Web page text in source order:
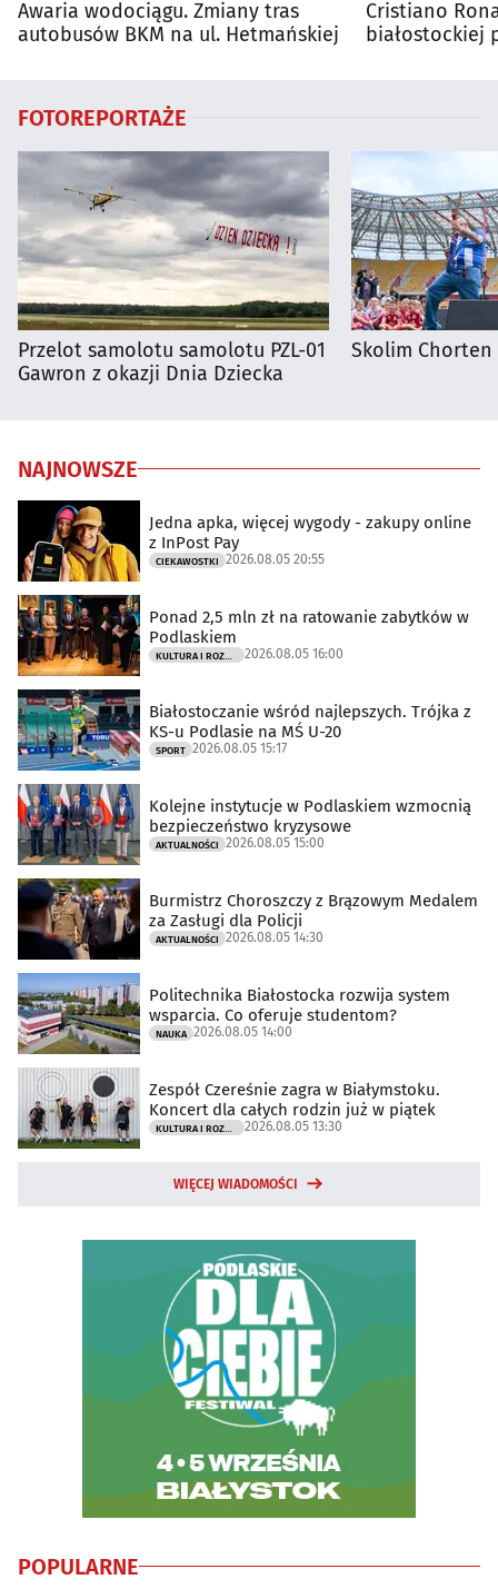
Awaria wodociągu. Zmiany tras
autobusów BKM na ul. Hetmańskiej
Cristiano
białostockiej
FOTOREPORTAŻE
Przelot samolotu samolotu PZL-01
Gawron z okazji Dnia Dziecka
Skolim Chorten
NAJNOWSZE
Jedna apka, więcej wygody - zakupy online
z InPost Pay
CIEKAWOSTKI 2026.08.05 20:55
Ponad 2,5 mln zł na ratowanie zabytków w
Podlaskiem
KULTURA I ROZRYWKA 2026.08.05 16:00
Białostoczanie wśród najlepszych. Trójka z
KS-u Podlasie na MŚ U-20
SPORT 2026.08.05 15:17
Kolejne instytucje w Podlaskiem wzmocnią
bezpieczeństwo kryzysowe
AKTUALNOŚCI 2026.08.05 15:00
Burmistrz Choroszczy z Brązowym Medalem
za Zasługi dla Policji
AKTUALNOŚCI 2026.08.05 14:30
Politechnika Białostocka rozwija system
wsparcia. Co oferuje studentom?
NAUKA 2026.08.05 14:00
Zespół Czereśnie zagra w Białymstoku.
Koncert dla całych rodzin już w piątek
KULTURA I ROZRYWKA 2026.08.05 13:30
WIĘCEJ WIADOMOŚCI
POPULARNE